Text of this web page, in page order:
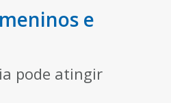
e
pode atingir